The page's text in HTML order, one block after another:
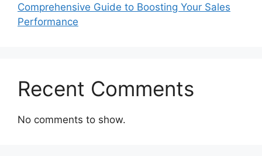
Comprehensive Guide to Boosting Your Sales
Performance
Recent Comments
No comments to show.